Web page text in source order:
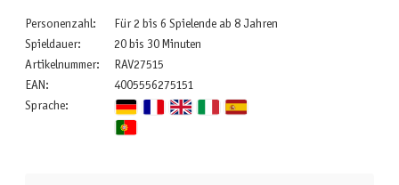
Personenzahl:
Für 2 bis 6 Spielende ab 8 Jahren
Spieldauer:
20 bis 30 Minuten
Artikelnummer:
RAV27515
EAN:
4005556275151
Sprache: